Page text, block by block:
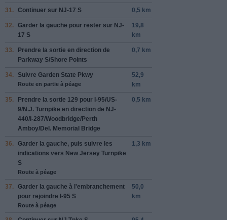
31. Continuer sur NJ-17 S 0,5 km
32. Garder la gauche pour rester sur NJ-
17 S
19,8
km
33.
Prendre la sortie en direction de
Parkway S/Shore Points
0,7 km
34. Suivre Garden State Pkwy
Route en partie à péage
52,9
km
35. Prendre la sortie 129 pour I-95/US-
9/N.J. Turnpike en direction de NJ-
440/I-287/Woodbridge/Perth
Amboy/Del. Memorial Bridge
0,5 km
36. Garder la gauche, puis suivre les
indications vers New Jersey Turnpike
S
Route à péage
1,3 km
37. Garder la gauche à l'embranchement
pour rejoindre I-95 S
Route à péage
50,0
km